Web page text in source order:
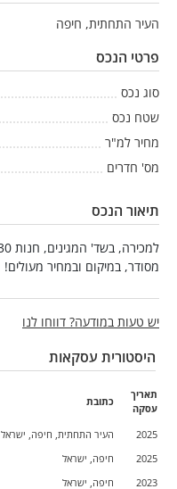
העיר התחתית, חיפה
פרטי הנכס
סוג נכס
שטח נכס
מחיר למ"ר
מס' חדרים
תיאור הנכס
מסודר, במיקום ובמחיר מעולים!
יש טעות במודעה? דווחו לנו
היסטורית עסקאות
תאריך
עסקה
כתובת
2025
העיר התחתית, חיפה, ישראל
2025
חיפה, ישראל
2023
חיפה, ישראל